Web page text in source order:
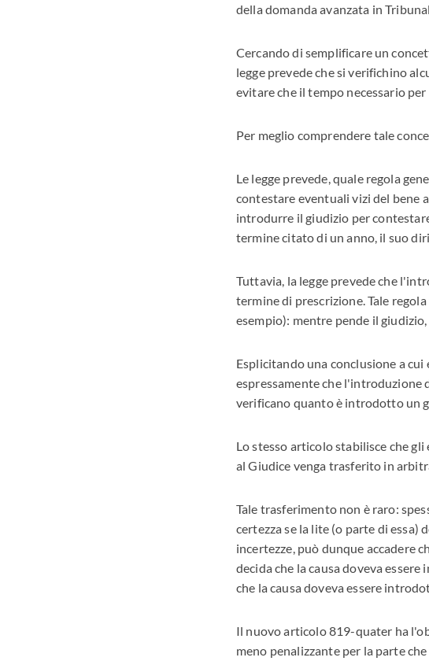
della domanda avanzata in
Cercando di semplificare un
legge prevede che si verifichino
evitare che il tempo necessario
Per meglio comprendere tale
Le legge prevede, quale regola
contestare eventuali vizi del bene
introdurre il giudizio per
termine citato di un anno, il suo
Tuttavia, la legge prevede che
termine di prescrizione. Tale
esempio): mentre pende il
Esplicitando una conclusione a
espressamente che l'introduzione
verificano quanto è introdotto un
Lo stesso articolo stabilisce che
al Giudice venga trasferito in
Tale trasferimento non è raro:
certezza se la lite (o parte di essa)
incertezze, può dunque accadere
decida che la causa doveva
che la causa doveva essere
Il nuovo articolo 819-quater ha
meno penalizzante per la parte